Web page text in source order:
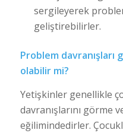
sergileyerek
geliştirebilirler.
Problem davranışları
olabilir mi?
Yetişkinler genellikle
davranışlarını görme
eğilimindedirler.